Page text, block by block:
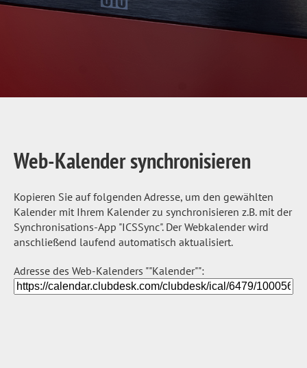
Web-Kalender synchronisieren
Kopieren Sie auf folgenden Adresse, um den gewählten
Kalender mit Ihrem Kalender zu synchronisieren z.B. mit der
Synchronisations-App "ICSSync". Der Webkalender wird
anschließend laufend automatisch aktualisiert.
Adresse des Web-Kalenders ""Kalender"":